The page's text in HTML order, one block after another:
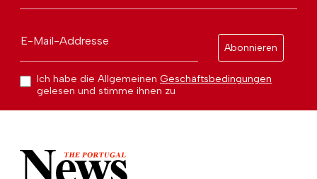
E-Mail-Addresse
Abonnieren
Ich habe die Allgemeinen Geschäftsbedingungen
gelesen und stimme ihnen zu